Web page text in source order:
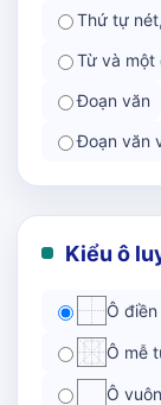
Thứ tự
Từ và một
Đoạn văn
Đoạn văn
Kiểu ô
Ô
Ô mễ
Ô